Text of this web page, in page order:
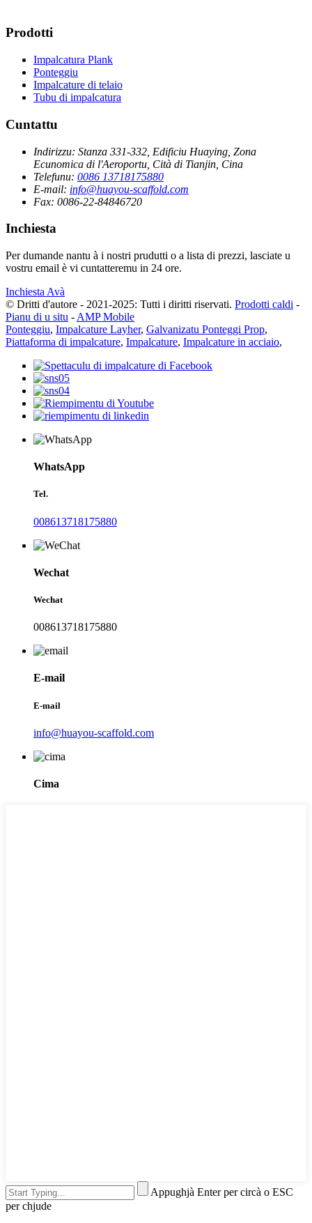
Prodotti
Impalcatura Plank
Ponteggiu
Impalcature di telaio
Tubu di impalcatura
Cuntattu
Indirizzu: Stanza 331-332, Edificiu Huaying, Zona
Ecunomica di l'Aeroportu, Cità di Tianjin, Cina
Telefunu: 0086 13718175880
E-mail: info@huayou-scaffold.com
Fax: 0086-22-84846720
Inchiesta
Per dumande nantu à i nostri prudutti o a lista di prezzi, lasciate u
vostru email è vi cuntatteremu in 24 ore.
Inchiesta Avà
© Dritti d'autore - 2021-2025: Tutti i diritti riservati. Prodotti caldi -
Pianu di u situ - AMP Mobile
Ponteggiu, Impalcature Layher, Galvanizatu Ponteggi Prop,
Piattaforma di impalcature, Impalcature, Impalcature in acciaio,
WhatsApp
Tel.
008613718175880
Wechat
Wechat
008613718175880
E-mail
E-mail
info@huayou-scaffold.com
Cima
Appughjà Enter per circà o ESC
per chjude